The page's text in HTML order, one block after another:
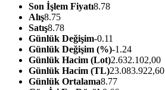
Son İşlem Fiyatı8.78
Alış8.75
Satış8.78
Günlük Değişim-0.11
Günlük Değişim (%)-1.24
Günlük Hacim (Lot)2.632.102,00
Günlük Hacim (TL)23.083.922,60
Günlük Ortalama8.77